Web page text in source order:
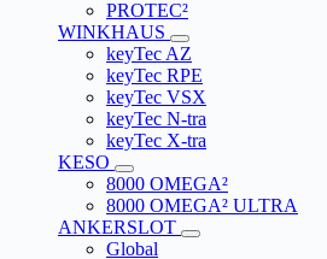
PROTEC²
WINKHAUS
keyTec AZ
keyTec RPE
keyTec VSX
keyTec N-tra
keyTec X-tra
KESO
8000 OMEGA²
8000 OMEGA² ULTRA
ANKERSLOT
Global